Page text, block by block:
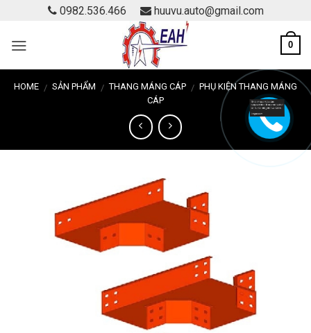
content
0982.536.466 huuvu.auto@gmail.com
0
HOME / SẢN PHẨM / THANG MÁNG CÁP / PHỤ KIỆN THANG MÁNG
CÁP